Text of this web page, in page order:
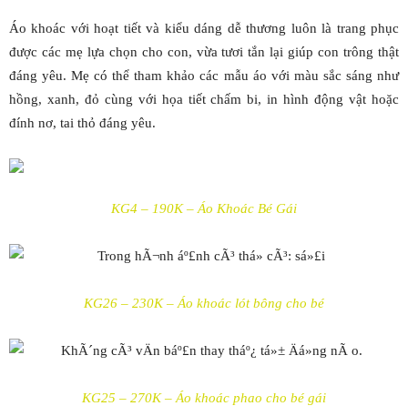
Áo khoác với hoạt tiết và kiểu dáng dễ thương luôn là trang phục
được các mẹ lựa chọn cho con, vừa tươi tắn lại giúp con trông thật
đáng yêu. Mẹ có thể tham khảo các mẫu áo với màu sắc sáng như
hồng, xanh, đỏ cùng với họa tiết chấm bi, in hình động vật hoặc
đính nơ, tai thỏ đáng yêu.
KG4 – 190K – Áo Khoác Bé Gái
KG26 – 230K – Áo khoác lót bông cho bé
KG25 – 270K – Áo khoác phao cho bé gái